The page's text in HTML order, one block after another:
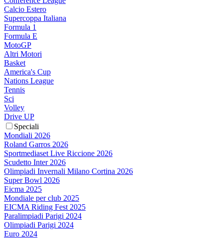
Calcio Estero
Supercoppa Italiana
Formula 1
Formula E
MotoGP
Altri Motori
Basket
America's Cup
Nations League
Tennis
Sci
Volley
Drive UP
Speciali
Mondiali 2026
Roland Garros 2026
Sportmediaset Live Riccione 2026
Scudetto Inter 2026
Olimpiadi Invernali Milano Cortina 2026
Super Bowl 2026
Eicma 2025
Mondiale per club 2025
EICMA Riding Fest 2025
Paralimpiadi Parigi 2024
Olimpiadi Parigi 2024
Euro 2024